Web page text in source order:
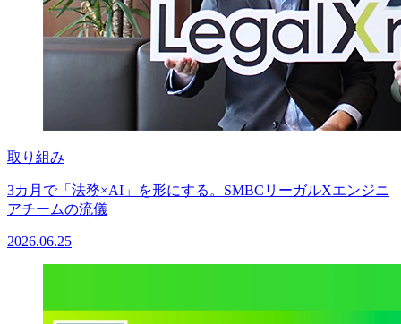
取り組み
3カ月で「法務×AI」を形にする。SMBCリーガルXエンジニ
アチームの流儀
2026.06.25